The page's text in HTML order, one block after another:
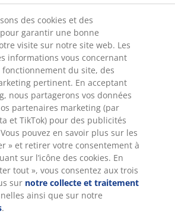
des cookies et des
garantir une bonne
visite sur notre site web. Les
informations vous concernant
fonctionnement du site, des
pertinent. En acceptant
nous partagerons vos données
partenaires marketing (par
et TikTok) pour des publicités
pouvez en savoir plus sur les
» et retirer votre consentement à
sur l’icône des cookies. En
tout », vous consentez aux trois
sur notre collecte et traitement
ainsi que sur notre
.